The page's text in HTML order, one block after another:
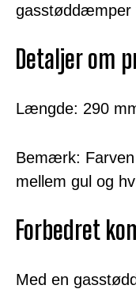
gasstøddæmper
Detaljer om
Længde: 290
Bemærk:
mellem gul og
Forbedret
Med en